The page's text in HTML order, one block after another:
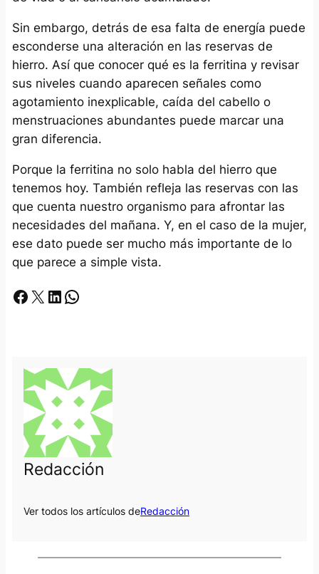
Sin embargo, detrás de esa falta de energía puede
esconderse una alteración en las reservas de
hierro. Así que conocer qué es la ferritina y revisar
sus niveles cuando aparecen señales como
agotamiento inexplicable, caída del cabello o
menstruaciones abundantes puede marcar una
gran diferencia.
Porque la ferritina no solo habla del hierro que
tenemos hoy. También refleja las reservas con las
que cuenta nuestro organismo para afrontar las
necesidades del mañana. Y, en el caso de la mujer,
ese dato puede ser mucho más importante de lo
que parece a simple vista.
Facebook X LinkedIn Whatsapp
Redacción
Ver todos los artículos deRedacción